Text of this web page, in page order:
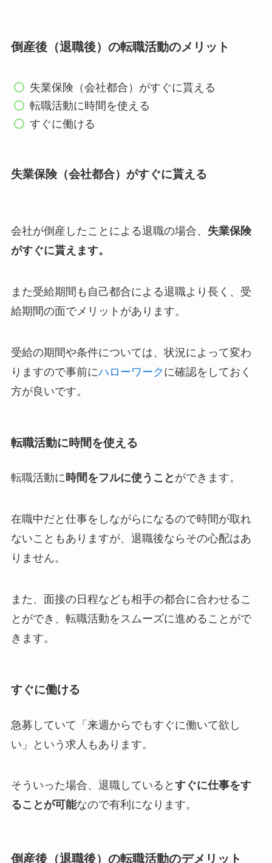
倒産後（退職後）の転職活動のメリット
失業保険（会社都合）がすぐに貰える
転職活動に時間を使える
すぐに働ける
失業保険（会社都合）がすぐに貰える
会社が倒産したことによる退職の場合、 失業保険
がすぐに貰えます。
また受給期間も自己都合による退職より長く、受
給期間の面でメリットがあります。
受給の期間や条件については、状況によって変わ
りますので事前にハローワーク に確認をしておく
方が良いです。
転職活動に時間を使える
転職活動に時間をフルに使うこと ができます。
在職中だと仕事をしながらになるので時間が取れ
ないこともありますが、退職後ならその心配はあ
りません。
また、面接の日程なども相手の都合に合わせるこ
とができ、転職活動をスムーズに進めることがで
きます。
すぐに働ける
急募していて「来週からでもすぐに働いて欲し
い」という求人もあります。
そういった場合、退職していると すぐに仕事をす
ることが可能なので有利になります。
倒産後（退職後）の転職活動のデメリット